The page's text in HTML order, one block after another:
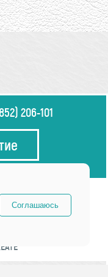
206-101
Соглашаюсь